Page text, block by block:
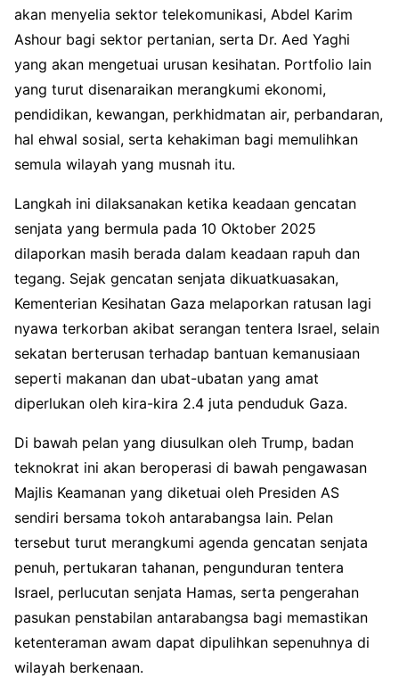
akan menyelia sektor telekomunikasi, Abdel Karim
Ashour bagi sektor pertanian, serta Dr. Aed Yaghi
yang akan mengetuai urusan kesihatan. Portfolio lain
yang turut disenaraikan merangkumi ekonomi,
pendidikan, kewangan, perkhidmatan air, perbandaran,
hal ehwal sosial, serta kehakiman bagi memulihkan
semula wilayah yang musnah itu.
Langkah ini dilaksanakan ketika keadaan gencatan
senjata yang bermula pada 10 Oktober 2025
dilaporkan masih berada dalam keadaan rapuh dan
tegang. Sejak gencatan senjata dikuatkuasakan,
Kementerian Kesihatan Gaza melaporkan ratusan lagi
nyawa terkorban akibat serangan tentera Israel, selain
sekatan berterusan terhadap bantuan kemanusiaan
seperti makanan dan ubat-ubatan yang amat
diperlukan oleh kira-kira 2.4 juta penduduk Gaza.
Di bawah pelan yang diusulkan oleh Trump, badan
teknokrat ini akan beroperasi di bawah pengawasan
Majlis Keamanan yang diketuai oleh Presiden AS
sendiri bersama tokoh antarabangsa lain. Pelan
tersebut turut merangkumi agenda gencatan senjata
penuh, pertukaran tahanan, pengunduran tentera
Israel, perlucutan senjata Hamas, serta pengerahan
pasukan penstabilan antarabangsa bagi memastikan
ketenteraman awam dapat dipulihkan sepenuhnya di
wilayah berkenaan.